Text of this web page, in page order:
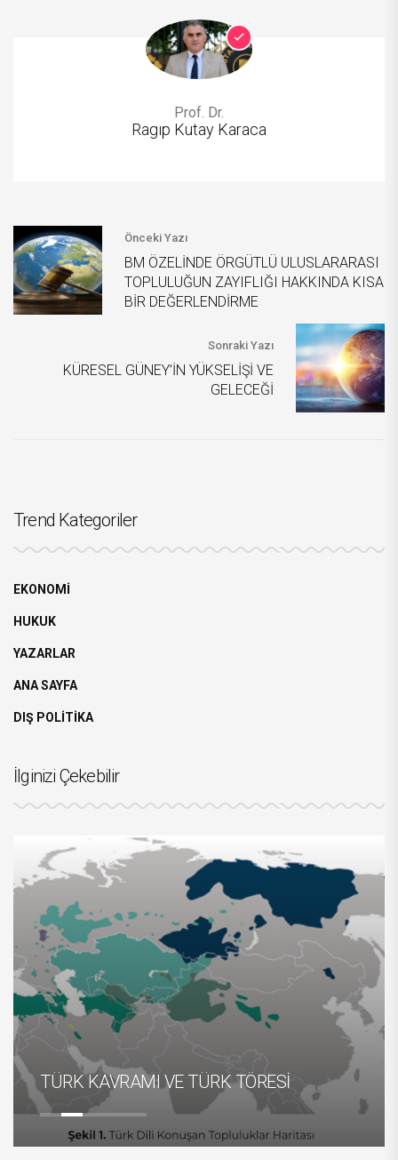
Prof. Dr.
Ragıp Kutay Karaca
Önceki Yazı
BM ÖZELİNDE ÖRGÜTLÜ ULUSLARARASI
TOPLULUĞUN ZAYIFLIĞI HAKKINDA KISA
BİR DEĞERLENDİRME
Sonraki Yazı
KÜRESEL GÜNEY’İN YÜKSELİŞİ VE
GELECEĞİ
Trend Kategoriler
EKONOMİ
HUKUK
YAZARLAR
ANA SAYFA
DIŞ POLİTİKA
İlginizi Çekebilir
TÜRK KAVRAMI VE TÜRK TÖRESİ